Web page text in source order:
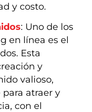
y costo.
: Uno de los
en línea es el
Esta
y
valioso,
atraer y
con el